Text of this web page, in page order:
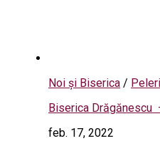
Noi și Biserica /
Biserica Drăgănescu
feb. 17, 2022